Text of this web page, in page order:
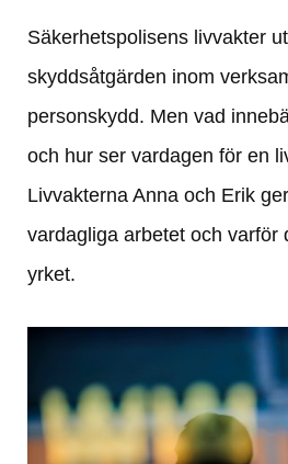
Säkerhetspolisens livvakter
skyddsåtgärden inom
personskydd. Men vad
och hur ser vardagen för en
Livvakterna Anna och Erik
vardagliga arbetet och varför
yrket.